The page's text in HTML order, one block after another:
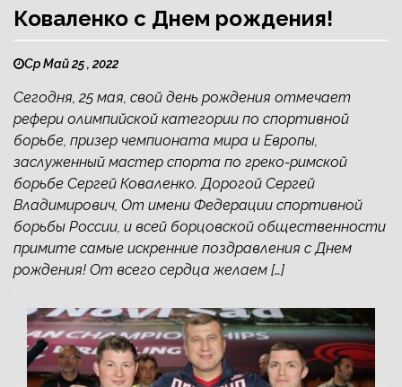
Коваленко с Днем рождения!
Ср Май 25 , 2022
Сегодня, 25 мая, свой день рождения отмечает
рефери олимпийской категории по спортивной
борьбе, призер чемпионата мира и Европы,
заслуженный мастер спорта по греко-римской
борьбе Сергей Коваленко. Дорогой Сергей
Владимирович, От имени Федерации спортивной
борьбы России, и всей борцовской общественности
примите самые искренние поздравления с Днем
рождения! От всего сердца желаем […]